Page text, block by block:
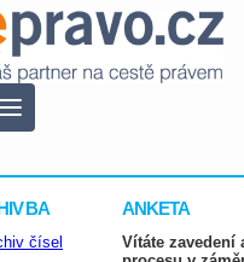
BA ANKETA
Vítáte zavedení